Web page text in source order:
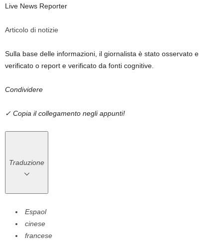
Live News Reporter
Articolo di notizie
Sulla base delle informazioni, il giornalista è stato osservato e
verificato o report e verificato da fonti cognitive.
Condividere
✓ Copia il collegamento negli appunti!
Traduzione
Espaol
cinese
francese